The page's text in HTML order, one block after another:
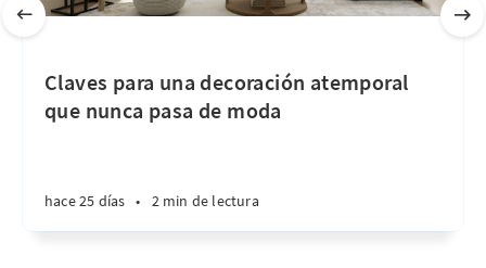
Claves para una decoración atemporal
que nunca pasa de moda
hace 25 días • 2 min de lectura